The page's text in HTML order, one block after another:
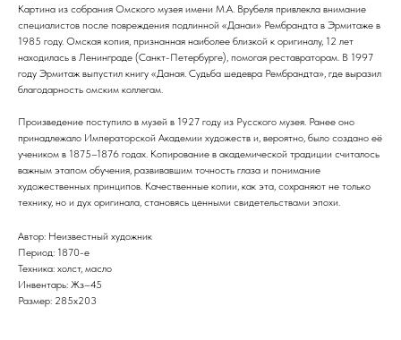
Картина из собрания Омского музея имени М.А. Врубеля привлекла внимание
специалистов после повреждения подлинной «Данаи» Рембрандта в Эрмитаже в
1985 году. Омская копия, признанная наиболее близкой к оригиналу, 12 лет
находилась в Ленинграде (Санкт-Петербурге), помогая реставраторам. В 1997
году Эрмитаж выпустил книгу «Даная. Судьба шедевра Рембрандта», где выразил
благодарность омским коллегам.
Произведение поступило в музей в 1927 году из Русского музея. Ранее оно
принадлежало Императорской Академии художеств и, вероятно, было создано её
учеником в 1875–1876 годах. Копирование в академической традиции считалось
важным этапом обучения, развивавшим точность глаза и понимание
художественных принципов. Качественные копии, как эта, сохраняют не только
технику, но и дух оригинала, становясь ценными свидетельствами эпохи.
Автор: Неизвестный художник
Период: 1870-е
Техника: холст, масло
Инвентарь: Жз–45
Размер: 285х203